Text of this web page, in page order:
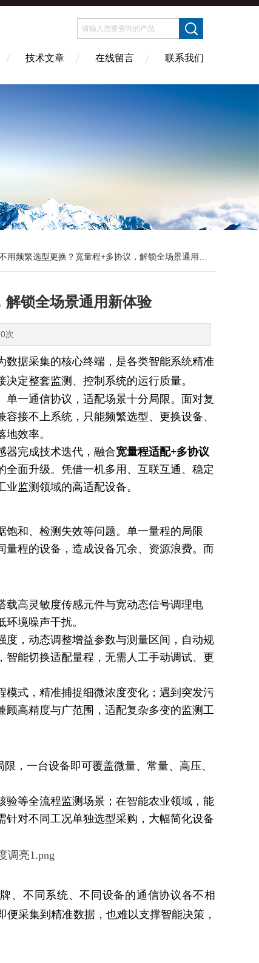
技术文章 在线留言 联系我们
用频繁选型更换？宽量程+多协议，解锁全场景通用新体验
锁全场景通用新体验
次
据采集的核心终端，是各类智能系统精准
定整套监测、控制系统的运行质量。
一通信协议，适配场景十分局限。面对复
接不上系统，只能频繁选型、更换设备、
效率。
器完成技术迭代，融合宽量程适配+多协议
面升级。凭借一机多用、互联互通、稳定
监测领域的高适配设备。
和、检测失效等问题。单一量程的局限
程的设备，造成设备冗余、资源浪费。而
载高灵敏度传感元件与宽动态信号调理电
境噪声干扰。
，动态调整增益参数与测量区间，自动规
能切换适配量程，无需人工手动调试、更
式，精准捕捉细微浓度变化；遇到突发污
高精度与广范围，适配复杂多变的监测工
，一台设备即可覆盖微量、常量、高压、
等全流程监测场景；在智能农业领域，能
对不同工况单独选型采购，大幅简化设备
、不同系统、不同设备的通信协议各不相
采集到精准数据，也难以支撑智能决策，